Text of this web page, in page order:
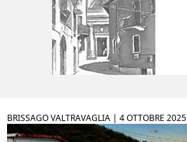
BRISSAGO VALTRAVAGLIA | 4 OTTOBRE 2025